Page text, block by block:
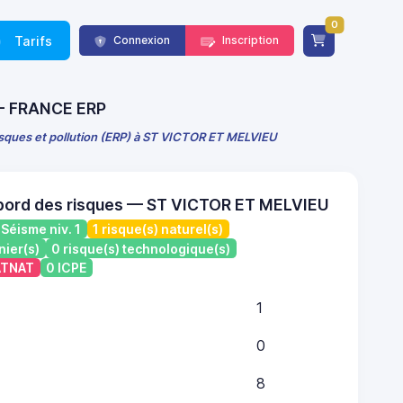
Tarifs Connexion Inscription
0
ERP
et pollution (ERP) à ST VICTOR ET MELVIEU
des risques — ST VICTOR ET MELVIEU
Séisme niv. 1
1 risque(s) naturel(s)
0 risque(s) technologique(s)
0 ICPE
1
0
8